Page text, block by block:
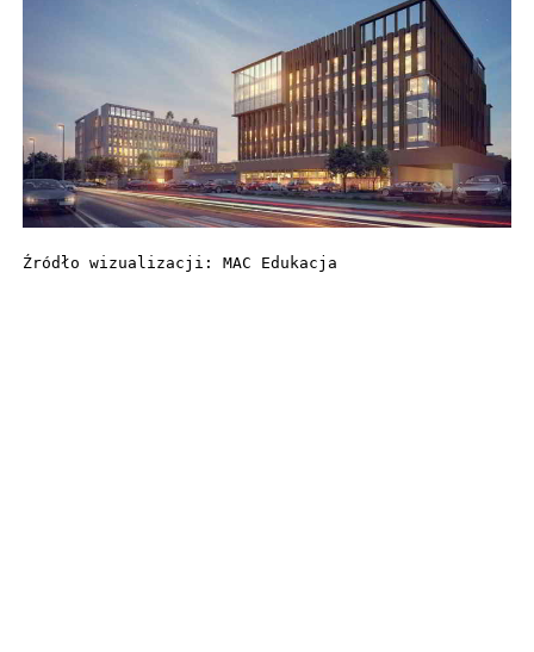
Źródło wizualizacji: MAC Edukacja